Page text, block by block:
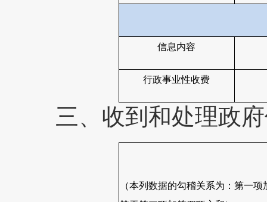
信息内容
行政事业性收费
三、收到和处理政
（本列数据的勾稽关系为：第一